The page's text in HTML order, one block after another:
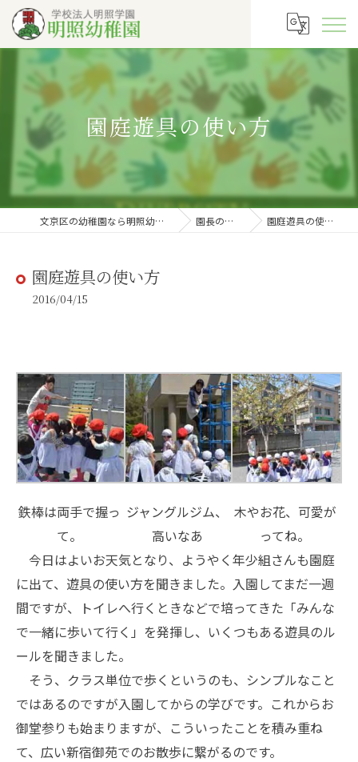
園庭遊具の使い方
文京区の幼稚園なら明照幼稚園 園長の徒然 園庭遊具の使い方
園庭遊具の使い方
2016/04/15
鉄棒は両手で握っ
て。
ジャングルジム、
高いなあ
木やお花、可愛が
ってね。
今日はよいお天気となり、ようやく年少組さんも園庭
に出て、遊具の使い方を聞きました。入園してまだ一週
間ですが、トイレへ行くときなどで培ってきた「みんな
で一緒に歩いて行く」を発揮し、いくつもある遊具のル
ールを聞きました。
そう、クラス単位で歩くというのも、シンプルなこと
ではあるのですが入園してからの学びです。これからお
御堂参りも始まりますが、こういったことを積み重ね
て、広い新宿御苑でのお散歩に繋がるのです。